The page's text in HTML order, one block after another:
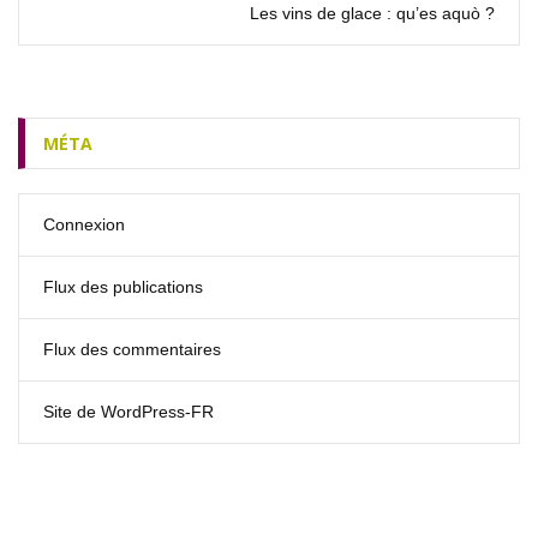
Les vins de glace : qu’es aquò ?
MÉTA
Connexion
Flux des publications
Flux des commentaires
Site de WordPress-FR